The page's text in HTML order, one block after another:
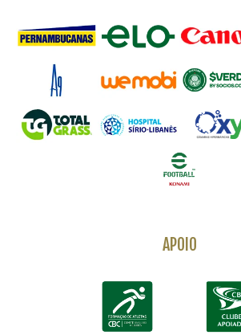
APOIO